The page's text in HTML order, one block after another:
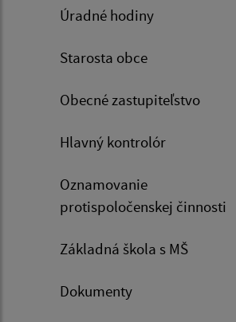
Úradné hodiny
Starosta obce
Obecné zastupiteľstvo
Hlavný kontrolór
Oznamovanie
protispoločenskej činnosti
Základná škola s MŠ
Dokumenty